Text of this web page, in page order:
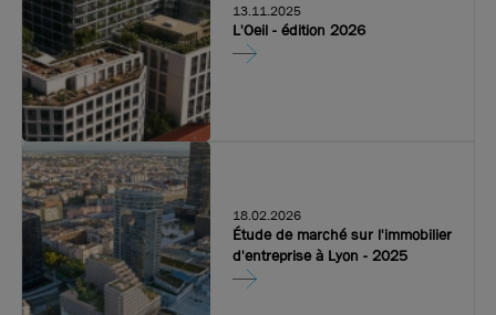
13.11.2025
L'Oeil - édition 2026
18.02.2026
Étude de marché sur l'immobilier
d'entreprise à Lyon - 2025